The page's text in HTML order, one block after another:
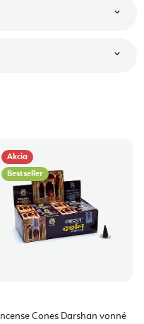
Akcia
Bestseller
Incense Cones Darshan vonné